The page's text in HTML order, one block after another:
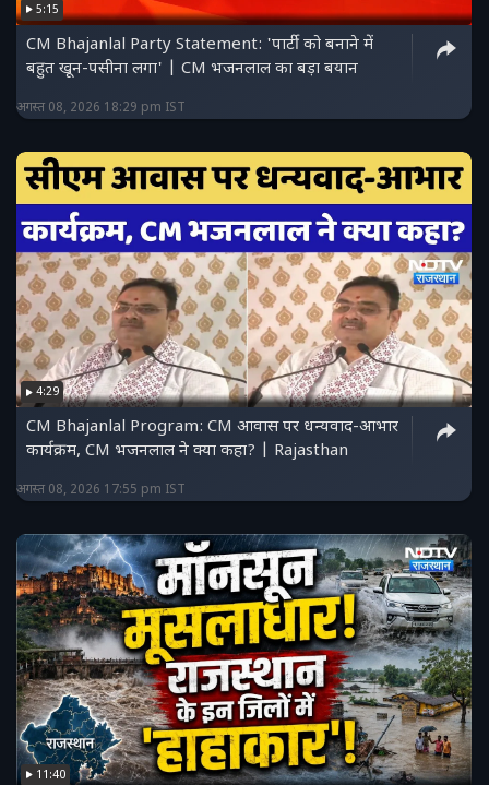
5:15
CM Bhajanlal Party Statement: 'पार्टी को बनाने में
बहुत खून-पसीना लगा' | CM भजनलाल का बड़ा बयान
अगस्त 08, 2026 18:29 pm IST
4:29
CM Bhajanlal Program: CM आवास पर धन्यवाद-आभार
कार्यक्रम, CM भजनलाल ने क्या कहा? | Rajasthan
अगस्त 08, 2026 17:55 pm IST
11:40